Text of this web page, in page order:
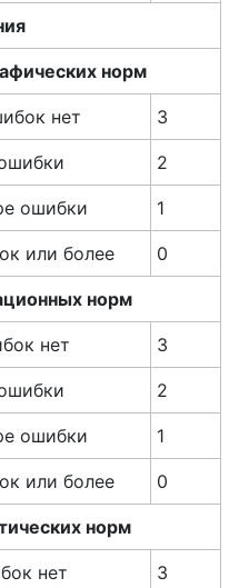
норм
нет 3
2
ошибки 1
или более 0
норм
нет 3
2
ошибки 1
или более 0
норм
нет 3